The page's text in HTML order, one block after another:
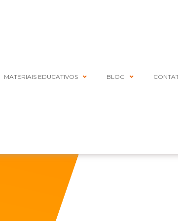
MATERIAIS EDUCATIVOS BLOG